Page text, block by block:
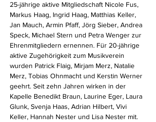
25-jährige aktive Mitgliedschaft Nicole Fus,
Markus Haag, Ingrid Haag, Matthias Keller,
Jan Mauch, Armin Pfaff, Jörg Sieber, Andrea
Speck, Michael Stern und Petra Wenger zur
Ehrenmitgliedern ernennen. Für 20-jährige
aktive Zugehörigkeit zum Musikverein
wurden Patrick Flaig, Mirjam Merz, Natalie
Merz, Tobias Ohnmacht und Kerstin Werner
geehrt. Seit zehn Jahren wirken in der
Kapelle Benedikt Braun, Laurine Eger, Laura
Glunk, Svenja Haas, Adrian Hilbert, Vivi
Keller, Hannah Nester und Lisa Nester mit.